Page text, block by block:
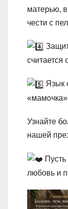
матерью,
чести с
считается
Язык
Узнайте
нашей
любовь и